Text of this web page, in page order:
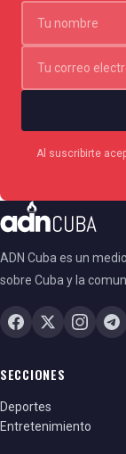
Al suscribirte
ADN Cuba es un
sobre Cuba y la
SECCIONES
Deportes
Entretenimiento